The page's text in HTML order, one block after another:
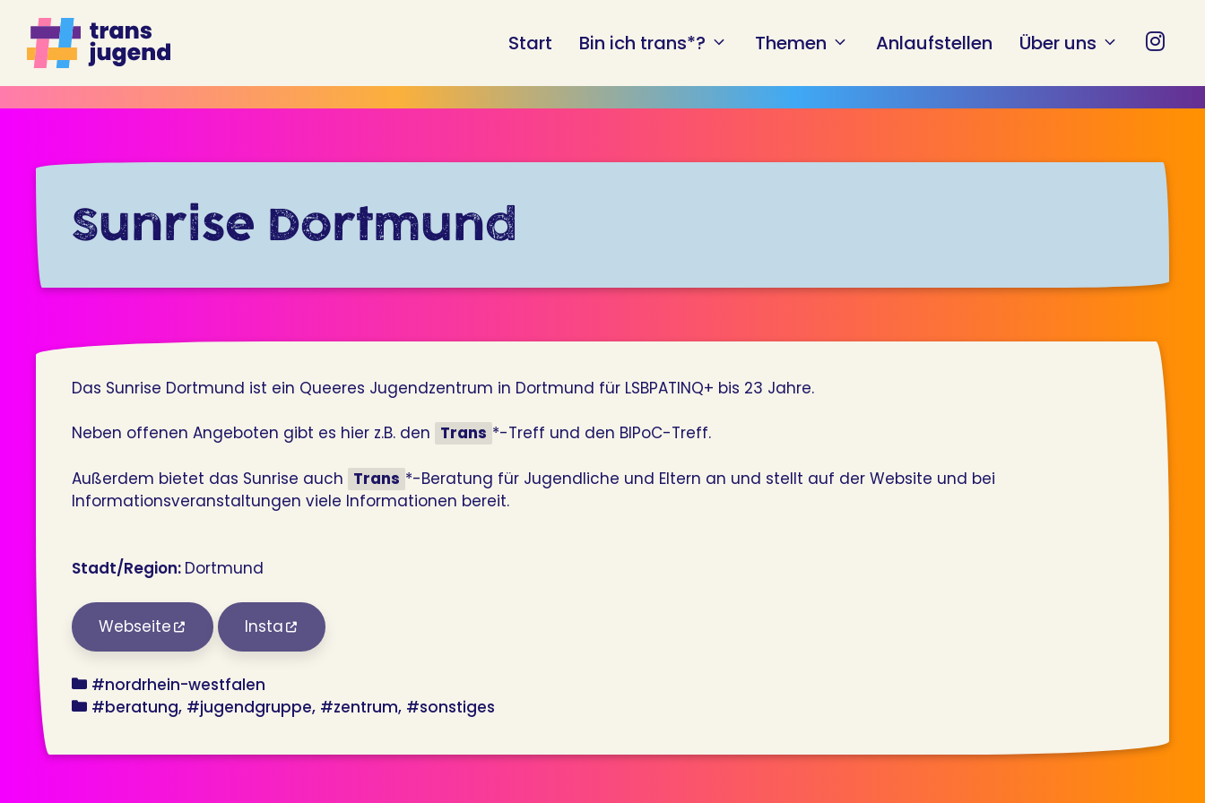
Inhalt
springen
Start Bin ich trans*? Themen Anlaufstellen Über uns
Sunrise Dortmund
Das Sunrise Dortmund ist ein Queeres Jugendzentrum in Dortmund für LSBPATINQ+ bis 23 Jahre.
Neben offenen Angeboten gibt es hier z.B. den Trans *-Treff und den BIPoC-Treff.
Außerdem bietet das Sunrise auch Trans *-Beratung für Jugendliche und Eltern an und stellt auf der Website und bei
Informationsveranstaltungen viele Informationen bereit.
Stadt/Region: Dortmund
Webseite Insta
bundesland
#nordrhein-westfalen
angebot
#beratung #jugendgruppe #zentrum #sonstiges